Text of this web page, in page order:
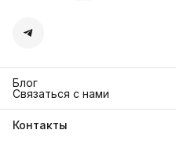
Блог
Связаться с нами
Контакты